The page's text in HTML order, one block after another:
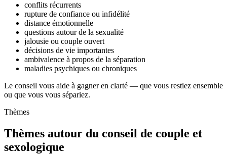
conflits récurrents
rupture de confiance ou infidélité
distance émotionnelle
questions autour de la sexualité
jalousie ou couple ouvert
décisions de vie importantes
ambivalence à propos de la séparation
maladies psychiques ou chroniques
Le conseil vous aide à gagner en clarté — que vous restiez ensemble
ou que vous vous sépariez.
Thèmes
Thèmes autour du conseil de couple et
sexologique